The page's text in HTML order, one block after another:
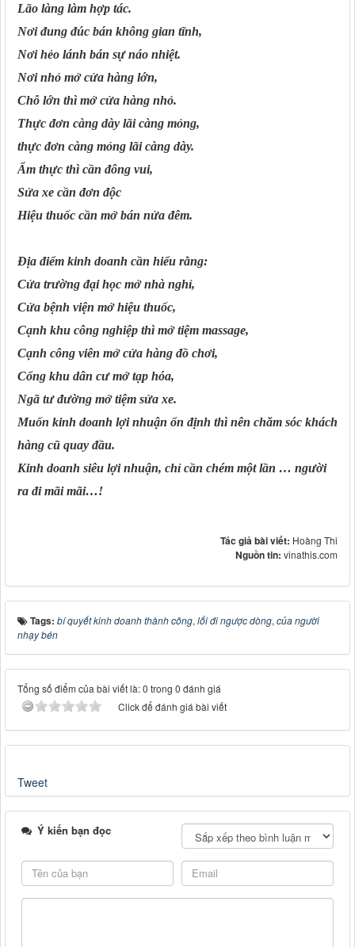
Lão làng làm hợp tác.
Nơi đung đúc bán không gian tĩnh,
Nơi hẻo lánh bán sự náo nhiệt.
Nơi nhỏ mở cửa hàng lớn,
Chỗ lớn thì mở cửa hàng nhỏ.
Thực đơn càng dày lãi càng mỏng,
thực đơn càng mỏng lãi càng dày.
Ẩm thực thì cần đông vui,
Sửa xe cần đơn độc
Hiệu thuốc cần mở bán nửa đêm.
Địa điểm kinh doanh cần hiểu rằng:
Cửa trường đại học mở nhà nghỉ,
Cửa bệnh viện mở hiệu thuốc,
Cạnh khu công nghiệp thì mở tiệm massage,
Cạnh công viên mở cửa hàng đồ chơi,
Cổng khu dân cư mở tạp hóa,
Ngã tư đường mở tiệm sửa xe.
Muốn kinh doanh lợi nhuận ổn định thì nên chăm sóc khách
hàng cũ quay đầu.
Kinh doanh siêu lợi nhuận, chỉ cần chém một lần … người
ra đi mãi mãi…!
Tác giả bài viết: Hoàng Thi
Nguồn tin: vinathis.com
Tags: bí quyết kinh doanh thành công, lối đi ngược dòng, của người
nhạy bén
Tổng số điểm của bài viết là: 0 trong 0 đánh giá
Click để đánh giá bài viết
Tweet
Ý kiến bạn đọc